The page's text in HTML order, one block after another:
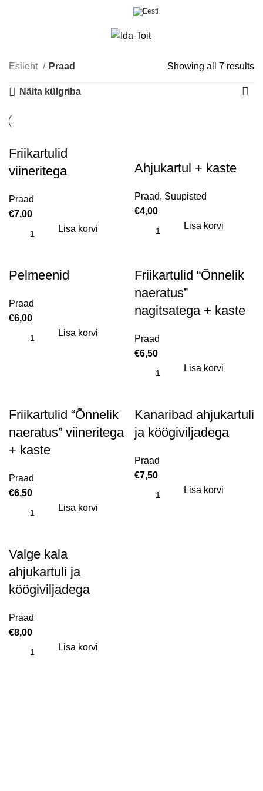
Esileht Praad Showing all 7 results
Näita külgriba
Friikartulid
viineritega
Praad
€7,00
Lisa korvi
Ahjukartul + kaste
Praad, Suupisted
€4,00
Lisa korvi
Pelmeenid
Praad
€6,00
Lisa korvi
Friikartulid “Õnnelik
naeratus”
nagitsatega + kaste
Praad
€6,50
Lisa korvi
Friikartulid “Õnnelik
naeratus” viineritega
+ kaste
Praad
€6,50
Lisa korvi
Kanaribad ahjukartuli
ja köögiviljadega
Praad
€7,50
Lisa korvi
Valge kala
ahjukartuli ja
köögiviljadega
Praad
€8,00
Lisa korvi